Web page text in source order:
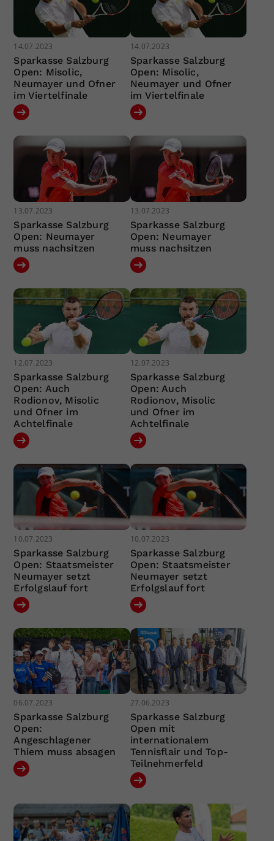
14.07.2023
Sparkasse Salzburg
Open: Misolic,
Neumayer und Ofner
im Viertelfinale
14.07.2023
Sparkasse Salzburg
Open: Misolic,
Neumayer und Ofner
im Viertelfinale
13.07.2023
Sparkasse Salzburg
Open: Neumayer
muss nachsitzen
13.07.2023
Sparkasse Salzburg
Open: Neumayer
muss nachsitzen
12.07.2023
Sparkasse Salzburg
Open: Auch
Rodionov, Misolic
und Ofner im
Achtelfinale
12.07.2023
Sparkasse Salzburg
Open: Auch
Rodionov, Misolic
und Ofner im
Achtelfinale
10.07.2023
Sparkasse Salzburg
Open: Staatsmeister
Neumayer setzt
Erfolgslauf fort
10.07.2023
Sparkasse Salzburg
Open: Staatsmeister
Neumayer setzt
Erfolgslauf fort
06.07.2023
Sparkasse Salzburg
Open:
Angeschlagener
Thiem muss absagen
27.06.2023
Sparkasse Salzburg
Open mit
internationalem
Tennisflair und Top-
Teilnehmerfeld